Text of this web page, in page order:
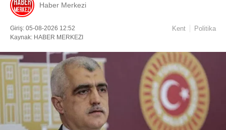
Haber Merkezi
Giriş: 05-08-2026 12:52
Kaynak: HABER MERKEZI
Kent Politika